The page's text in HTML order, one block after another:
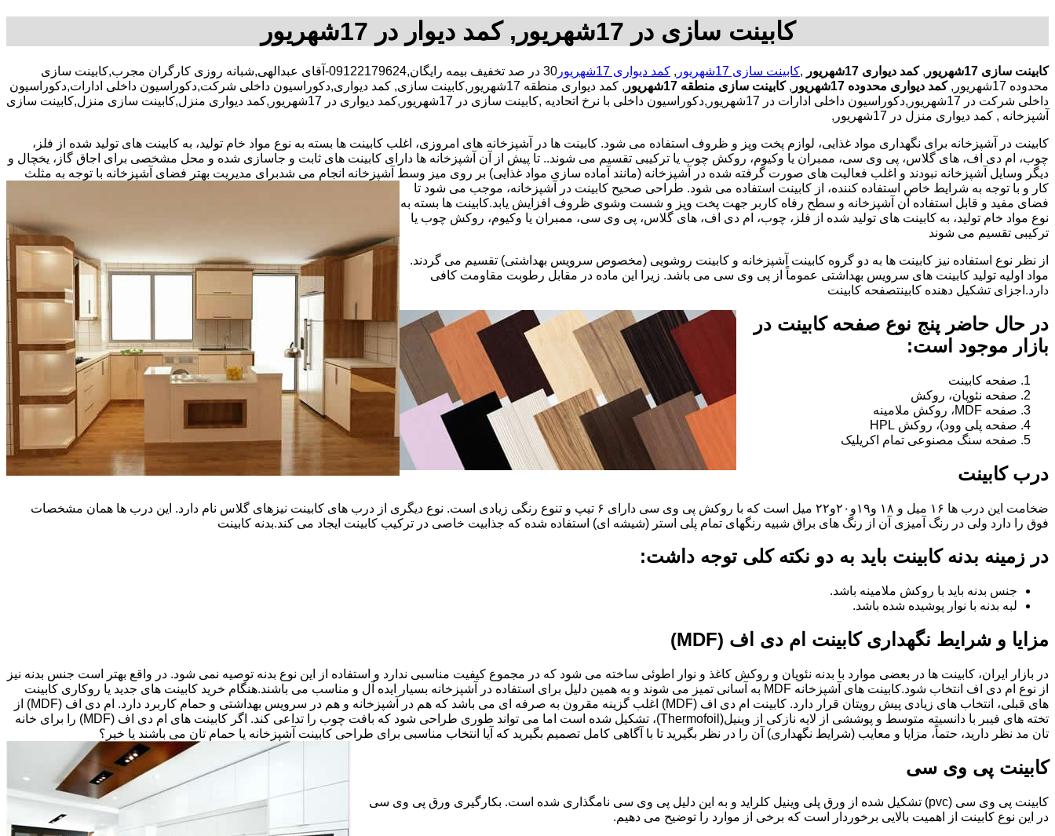
کابینت سازی در 17شهریور, کمد دیوار در 17شهریور
کابینت سازی 17شهریور ,کمد دیواری 17شهریور ,کابینت سازی 17شهریور , کمد دیواری 17شهریور
30 در صد تخفیف بیمه رایگان,09122179624-آقای عبدالهی,شبانه روزی کارگران مجرب,کابینت سازی
محدوده 17شهریور,
کمد دیواری محدوده 17شهریور , کابینت سازی منطقه 17شهریور
, کمد دیواری منطقه 17شهریور,کابینت سازی, کمد دیواری,دکوراسیون داخلی شرکت,دکوراسیون داخلی ادارات,دکوراسیون
داخلی شرکت در 17شهریور,دکوراسیون داخلی ادارات در 17شهریور,دکوراسیون داخلی با نرخ اتحادیه ,کابینت سازی در 17شهریور,کمد دیواری در 17شهریور,کمد دیواری منزل,کابینت سازی منزل,کابینت سازی
آشپزخانه , کمد دیواری منزل در 17شهریور,
کابینت در آشپزخانه برای نگهداری مواد غذایی، لوازم پخت وپز و ظروف استفاده می شود. کابینت ها در آشپزخانه های امروزی، اغلب کابینت ها بسته به نوع مواد خام تولید، به کابینت های تولید شده از فلز،
چوب، ام دی اف، های گلاس، پی وی سی، ممبران یا وکیوم، روکش چوب یا ترکیبی تقسیم می شوند.. تا پیش از آن آشپزخانه ها دارای کابینت های ثابت و جاسازی شده و محل مشخصی برای اجاق گاز، یخچال و
دیگر وسایل آشپزخانه نبودند و اغلب فعالیت های صورت گرفته شده در آشپزخانه (مانند آماده سازی مواد غذایی) بر روی میز وسط آشپزخانه انجام می شدبرای مدیریت بهتر فضای آشپزخانه با توجه به مثلث
کار و با توجه به شرایط خاص استفاده کننده، از کابینت استفاده می شود. طراحی صحیح کابینت در آشپزخانه، موجب می شود تا
فضای مفید و قابل استفاده آن آشپزخانه و سطح رفاه کاربر جهت پخت وپز و شست وشوی ظروف افزایش یابد.کابینت ها بسته به
نوع مواد خام تولید، به کابینت های تولید شده از فلز، چوب، ام دی اف، های گلاس، پی وی سی، ممبران یا وکیوم، روکش چوب یا
ترکیبی تقسیم می شوند
از نظر نوع استفاده نیز کابینت ها به دو گروه کابینت آشپزخانه و کابینت روشویی (مخصوص سرویس بهداشتی) تقسیم می گردند.
مواد اولیه تولید کابینت های سرویس بهداشتی عموماً از پی وی سی می باشد. زیرا این ماده در مقابل رطوبت مقاومت کافی
دارد.اجزای تشکیل دهنده کابینتصفحه کابینت
در حال حاضر پنج نوع صفحه کابینت در
بازار موجود است:
صفحه کابینت
صفحه نئوپان، روکش
صفحه MDF، روکش ملامینه
صفحه پلی وود)، روکش HPL
صفحه سنگ مصنوعی تمام اکریلیک
درب کابینت
ضخامت این درب ها ۱۶ میل و ۱۸ و١٩و٢٠و٢٢ میل است که با روکش پی وی سی دارای ۶ تیپ و تنوع رنگی زیادی است. نوع دیگری از درب های کابینت نیزهای گلاس نام دارد. این درب ها همان مشخصات
فوق را دارد ولی در رنگ آمیزی آن از رنگ های براق شبیه رنگهای تمام پلی استر (شیشه ای) استفاده شده که جذابیت خاصی در ترکیب کابینت ایجاد می کند.بدنه کابینت
در زمینه بدنه کابینت باید به دو نکته کلی توجه داشت:
جنس بدنه باید با روکش ملامینه باشد.
لبه بدنه با نوار پوشیده شده باشد.
مزایا و شرایط نگهداری کابینت ام دی اف (MDF)
در بازار ایران، کابینت ها در بعضی موارد با بدنه نئوپان و روکش کاغذ و نوار اطوئی ساخته می شود که در مجموع کیفیت مناسبی ندارد و استفاده از این نوع بدنه توصیه نمی شود. در واقع بهتر است جنس بدنه نیز
از نوع ام دی اف انتخاب شود.کابینت های آشپزخانه MDF به آسانی تمیز می شوند و به همین دلیل برای استفاده در آشپزخانه بسیار ایده آل و مناسب می باشند.هنگام خرید کابینت های جدید یا روکاری کابینت
های قبلی، انتخاب های زیادی پیش رویتان قرار دارد. کابینت ام دی اف (MDF) اغلب گزینه مقرون به صرفه ای می باشد که هم در آشپزخانه و هم در سرویس بهداشتی و حمام کاربرد دارد. ام دی اف (MDF) از
تخته های فیبر با دانسیته متوسط و پوششی از لایه نازکی از وینیل(Thermofoil)، تشکیل شده است اما می تواند طوری طراحی شود که بافت چوب را تداعی کند. اگر کابینت های ام دی اف (MDF) را برای خانه
تان مد نظر دارید، حتماً، مزایا و معایب (شرایط نگهداری) آن را در نظر بگیرید تا با آگاهی کامل تصمیم بگیرید که آیا انتخاب مناسبی برای طراحی کابینت آشپزخانه یا حمام تان می باشند یا خیر؟
کابینت پی وی سی
کابینت پی وی سی (pvc) تشکیل شده از ورق پلی وینیل کلراید و به این دلیل پی وی سی نامگذاری شده است. بکارگیری ورق پی وی سی
در این نوع کابینت از اهمیت بالایی برخوردار است که برخی از موارد را توضیح می دهیم.